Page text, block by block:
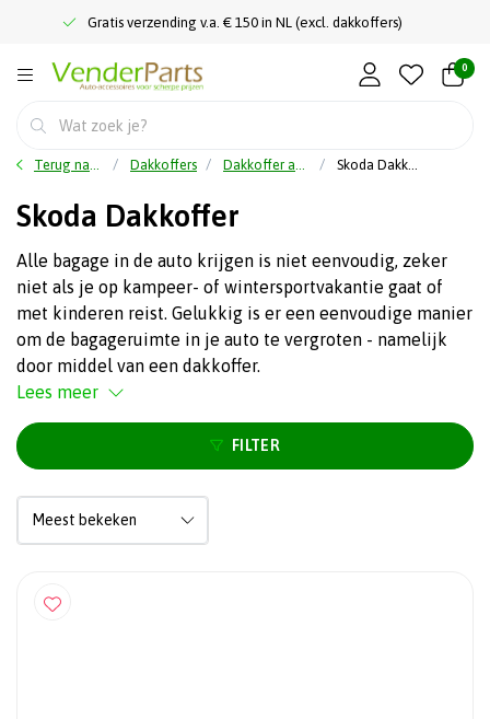
Gratis verzending v.a. € 150 in NL (excl. dakkoffers)
0
Terug naar home Dakkoffers Dakkoffer automerk Skoda Dakkoffer
Skoda Dakkoffer
Alle bagage in de auto krijgen is niet eenvoudig, zeker
niet als je op kampeer- of wintersportvakantie gaat of
met kinderen reist. Gelukkig is er een eenvoudige manier
om de bagageruimte in je auto te vergroten - namelijk
door middel van een dakkoffer.
Lees meer
FILTER